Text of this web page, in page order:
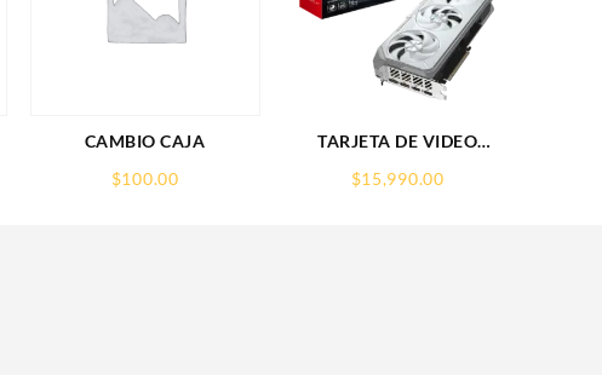
CAMBIO CAJA
$100.00
TARJETA DE VIDEO
R907XGAMINGOCICE-
$15,990.00